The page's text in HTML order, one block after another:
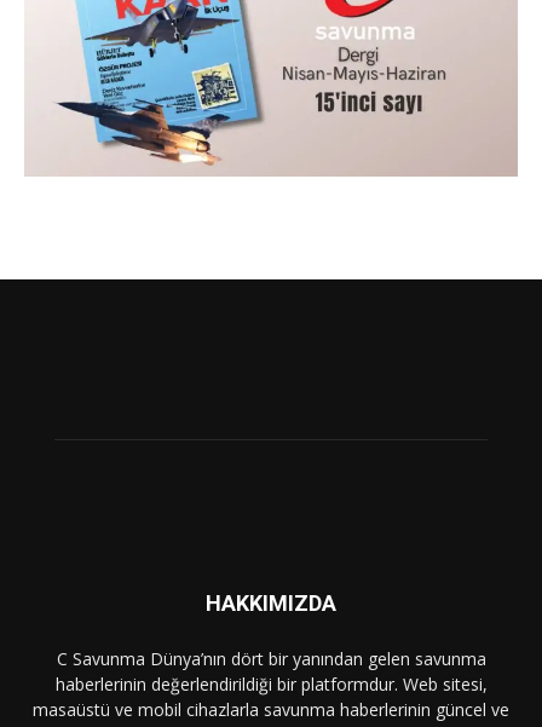
HAKKIMIZDA
C Savunma Dünya’nın dört bir yanından gelen savunma
haberlerinin değerlendirildiği bir platformdur. Web sitesi,
masaüstü ve mobil cihazlarla savunma haberlerinin güncel ve